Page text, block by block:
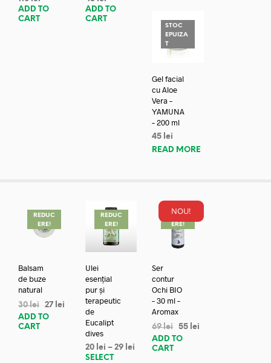
ADD TO
CART
ADD TO
CART
STOC
EPUIZA
T
Gel facial
cu Aloe
Vera –
YAMUNA
– 200 ml
45 lei
READ MORE
REDUC
ERE!
Balsam
de buze
natural
30lei 27 lei
ADD TO
CART
REDUC
ERE!
Ulei
esențial
pur și
terapeutic
de
Eucalipt
dives
20 lei – 29 lei
SELECT
NOU!
REDUC
ERE!
Ser
contur
Ochi BIO
– 30 ml –
Aromax
69lei 55 lei
ADD TO
CART